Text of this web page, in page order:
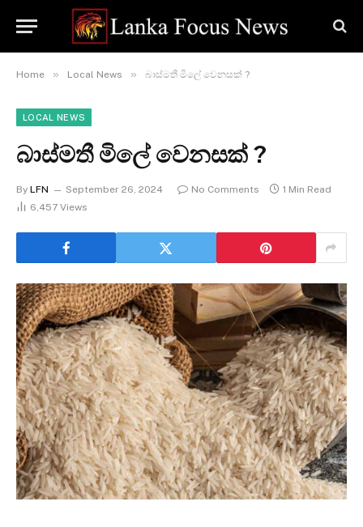
Home » Local News » බාස්මතී මිලේ වෙනසක් ?
LOCAL NEWS
බාස්මතී මිලේ වෙනසක් ?
By LFN September 26, 2024 No Comments
1 Min Read
6,457 Views